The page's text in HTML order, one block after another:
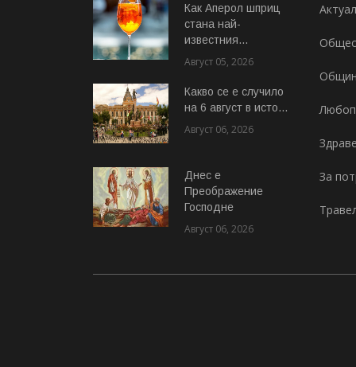
Как Аперол шприц
стана най-
известния...
Август 05, 2026
Какво се е случило
на 6 август в исто...
Август 06, 2026
Днес е
Преображение
Господне
Август 06, 2026
За